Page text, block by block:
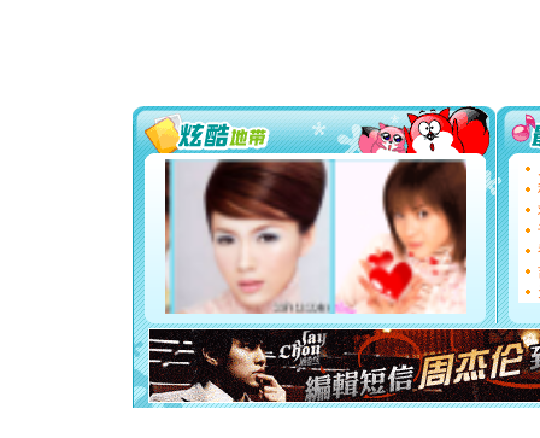
都要快乐
[圣诞节]
如意,快
[元旦]
看
断电。
你是我
[元旦]
如
起；二
离。水
[元旦] 当
泣，这痛
卖了。水
[春节]风
颜！冬去
道一声平